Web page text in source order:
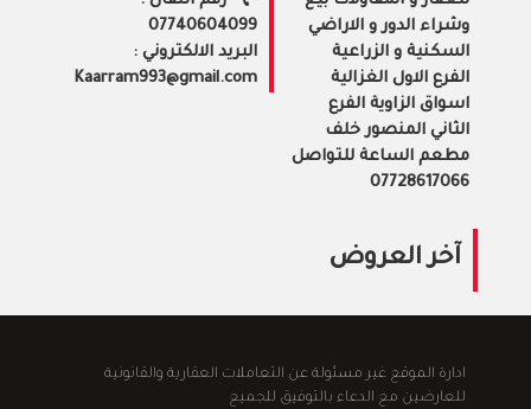
وشراء الدور و الاراضي
السكنية و الزراعية
الفرع الاول الغزالية
اسواق الزاوية الفرع
الثاني المنصور خلف
مطعم الساعة للتواصل
07728617066
07740604099
البريد الالكتروني :
Kaarram993@gmail.com
آخر العروض
ادارة الموقع غير مسئولة عن التعاملات العقارية والقانونية
للعارضين مع الدعاء بالتوفيق للجميع